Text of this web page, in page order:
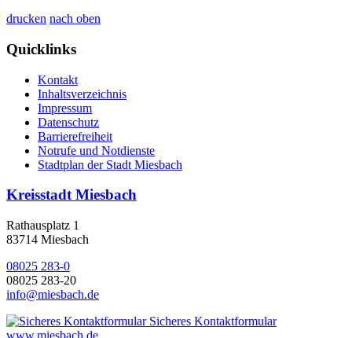
drucken nach oben
Quicklinks
Kontakt
Inhaltsverzeichnis
Impressum
Datenschutz
Barrierefreiheit
Notrufe und Notdienste
Stadtplan der Stadt Miesbach
Kreisstadt Miesbach
Rathausplatz 1
83714 Miesbach
08025 283-0
08025 283-20
info@miesbach.de
Sicheres Kontaktformular
www.miesbach.de